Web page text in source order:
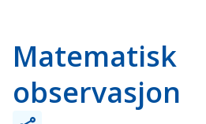
Matematisk
observasjon